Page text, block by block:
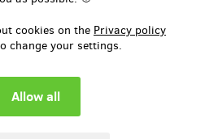
cookies on the Privacy policy
change your settings.
v klubu Roxy.
termín. Nelze je vyměnit za
in a week after the Hithit project end